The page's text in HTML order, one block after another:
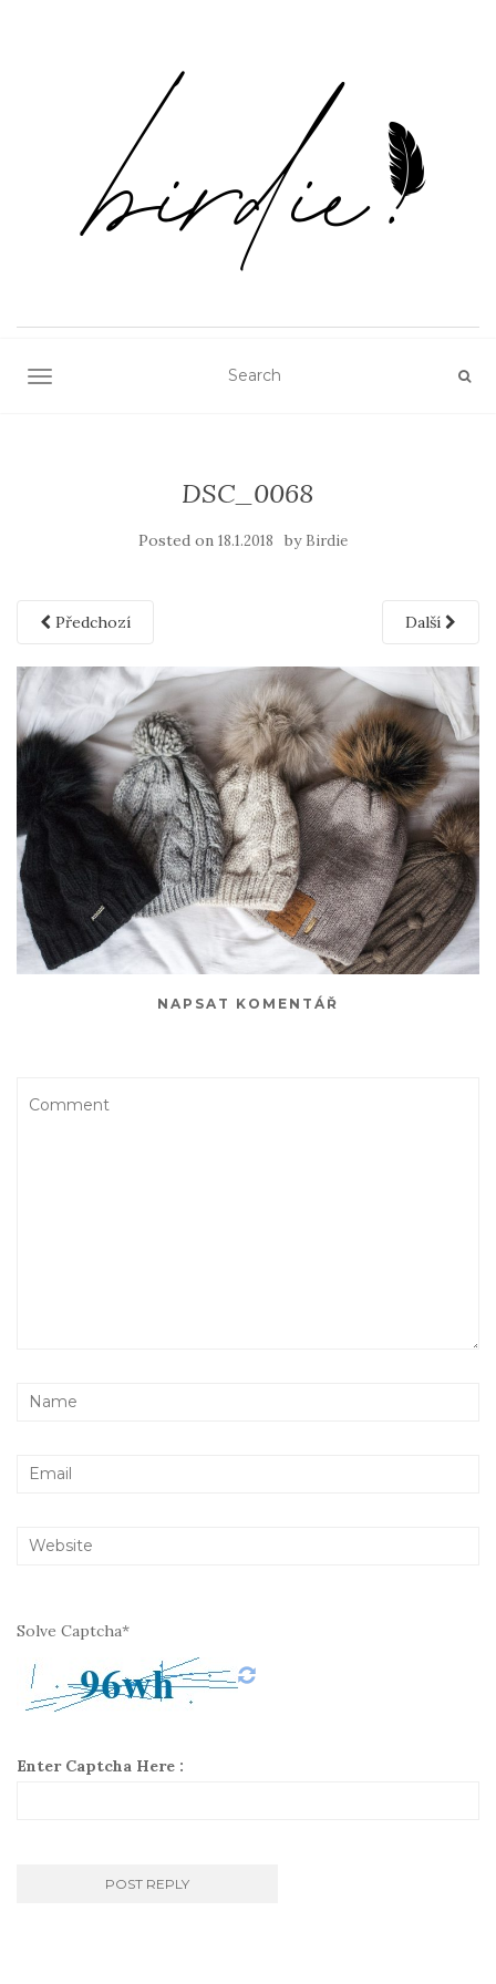
TOGGLE NAVIGATION
DSC_0068
Posted on 18.1.2018 by Birdie
Předchozí Další
NAPSAT KOMENTÁŘ
Solve Captcha*
Enter Captcha Here :